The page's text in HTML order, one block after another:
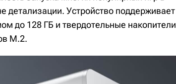
детализации. Устройство поддерживает
до 128 ГБ и твердотельные накопители
M.2.